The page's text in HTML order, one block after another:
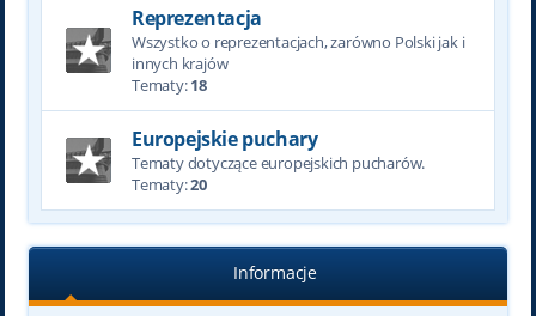
Reprezentacja
Wszystko o reprezentacjach, zarówno Polski jak i
innych krajów
Tematy:18
Europejskie puchary
Tematy dotyczące europejskich pucharów.
Tematy:20
Informacje